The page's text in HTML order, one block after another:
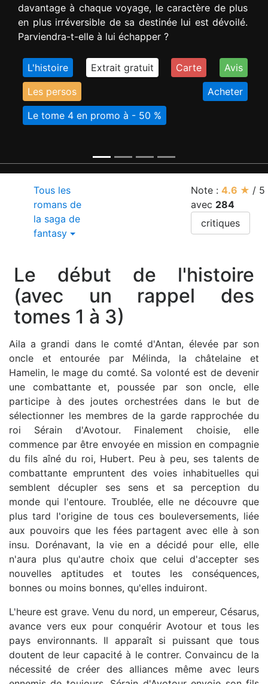
davantage à chaque voyage, le caractère de plus
en plus irréversible de sa destinée lui est dévoilé.
Parviendra-t-elle à lui échapper ?
L'histoire Extrait gratuit Carte
Avis
Les persos
Acheter
Le tome 4 en promo à - 50 %
Tous les
romans de
la saga de
fantasy
Note : 4.6 ★ / 5
avec 284
critiques
Le début de l'histoire
(avec un rappel des
tomes 1 à 3)
Aila a grandi dans le comté d'Antan, élevée par son
oncle et entourée par Mélinda, la châtelaine et
Hamelin, le mage du comté. Sa volonté est de devenir
une combattante et, poussée par son oncle, elle
participe à des joutes orchestrées dans le but de
sélectionner les membres de la garde rapprochée du
roi Sérain d'Avotour. Finalement choisie, elle
commence par être envoyée en mission en compagnie
du fils aîné du roi, Hubert. Peu à peu, ses talents de
combattante empruntent des voies inhabituelles qui
semblent décupler ses sens et sa perception du
monde qui l'entoure. Troublée, elle ne découvre que
plus tard l'origine de tous ces bouleversements, liée
aux pouvoirs que les fées partagent avec elle à son
insu. Dorénavant, la vie en a décidé pour elle, elle
n'aura plus qu'autre choix que celui d'accepter ses
nouvelles aptitudes et toutes les conséquences,
bonnes ou moins bonnes, qu'elles induiront.
L'heure est grave. Venu du nord, un empereur, Césarus,
avance vers eux pour conquérir Avotour et tous les
pays environnants. Il apparaît si puissant que tous
doutent de leur capacité à le contrer. Convaincu de la
nécessité de créer des alliances même avec leurs